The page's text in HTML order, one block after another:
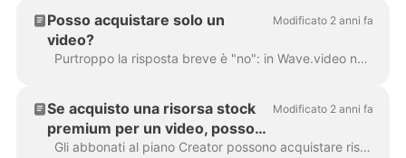
Posso acquistare solo un
video?
Modificato 2 anni fa
Purtroppo la risposta breve è "no": in Wave.video non è possibile acquistare un solo video. Tuttavia, con ogni piano di abbonamento (e con il piano gratuito...
Se acquisto una risorsa stock
premium per un video, posso
riutilizzarla in altri video?
Modificato 2 anni fa
Gli abbonati al piano Creator possono acquistare risorse stock premium per un solo utilizzo. Se vogliono riutilizzare la stessa risorsa in più video, devono...